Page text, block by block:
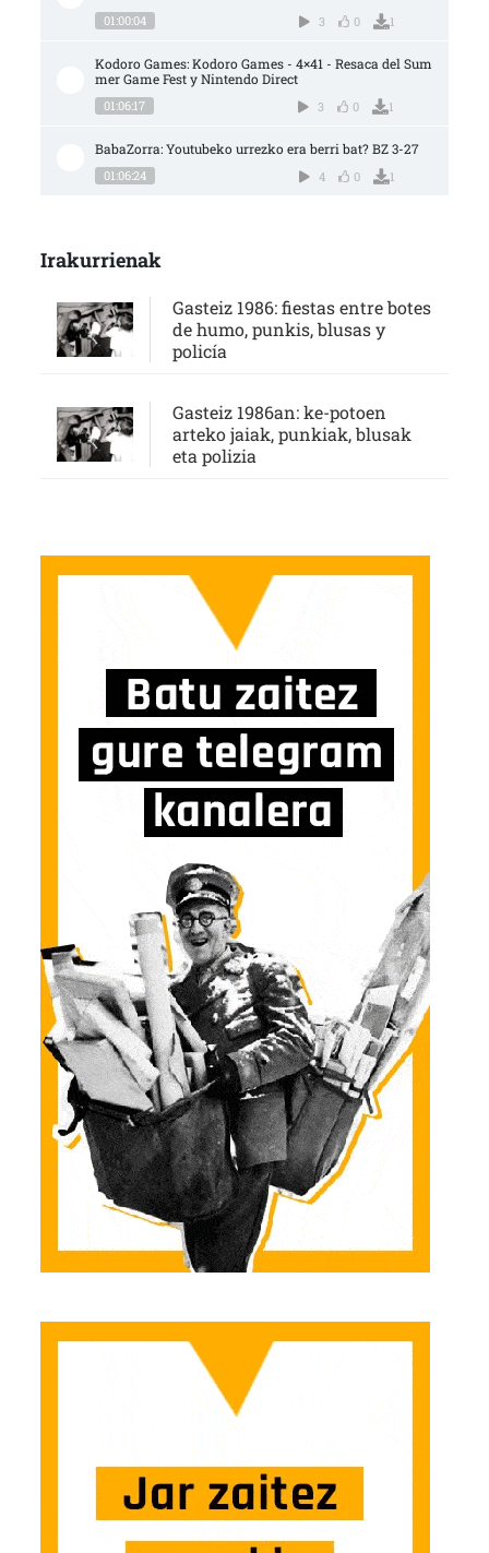
01:00:04 3 0 1
Kodoro Games: Kodoro Games - 4×41 - Resaca del Sum
mer Game Fest y Nintendo Direct
01:06:17 3 0 1
BabaZorra: Youtubeko urrezko era berri bat? BZ 3-27
01:06:24 4 0 1
Irakurrienak
Gasteiz 1986: fiestas entre botes
de humo, punkis, blusas y
policía
Gasteiz 1986an: ke-potoen
arteko jaiak, punkiak, blusak
eta polizia